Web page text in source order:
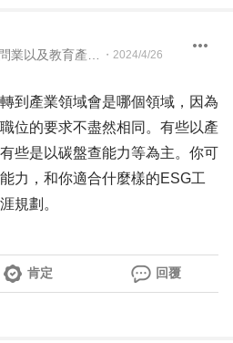
・ 2024/4/26
到產業領域會是哪個領域，因為
位的要求不盡然相同。有些以產
些是以碳盤查能力等為主。你可
力，和你適合什麼樣的ESG工
規劃。
肯定 回覆